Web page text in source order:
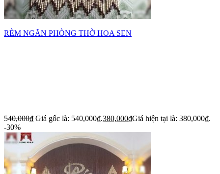
RÈM NGĂN PHÒNG THỜ HOA SEN
540,000₫ Giá gốc là: 540,000₫.380,000₫Giá hiện tại là: 380,000₫.
-30%